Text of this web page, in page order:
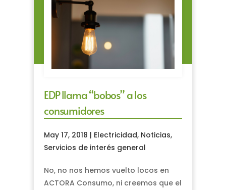
EDP llama “bobos” a los
consumidores
May 17, 2018 | Electricidad, Noticias,
Servicios de interés general
No, no nos hemos vuelto locos en
ACTORA Consumo, ni creemos que el